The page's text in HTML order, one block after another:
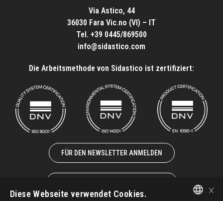
Via Astico, 44
36030 Fara Vic.no (VI) – IT
Tel. +39 0445/869500
info@sidastico.com
Die Arbeitsmethode von Sidastico ist zertifiziert:
FÜR DEN NEWSLETTER ANMELDEN
×
Diese Webseite verwendet Cookies.